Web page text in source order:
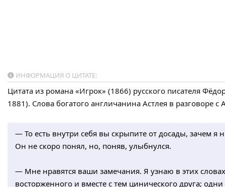
ИНФОРМАЦИЯ О ЦИТАТЕ:
Цитата из романа «Игрок» (1866) русского писателя
1881). Слова богатого англичанина Астлея в разговоре
— То есть внутри себя вы скрыпите от досады, зачем я
Он не скоро понял, но, поняв, улыбнулся.
— Мне нравятся ваши замечания. Я узнаю в этих
восторженного и вместе с тем цинического друга;